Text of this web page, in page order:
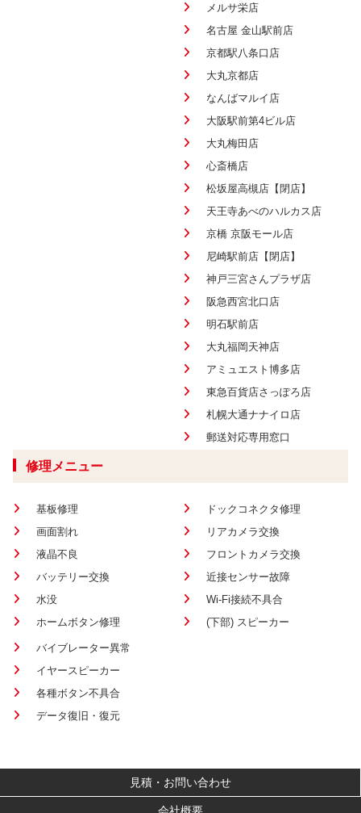
メルサ栄店
名古屋 金山駅前店
京都駅八条口店
大丸京都店
なんばマルイ店
大阪駅前第4ビル店
大丸梅田店
心斎橋店
松坂屋高槻店【閉店】
天王寺あべのハルカス店
京橋 京阪モール店
尼崎駅前店【閉店】
神戸三宮さんプラザ店
阪急西宮北口店
明石駅前店
大丸福岡天神店
アミュエスト博多店
東急百貨店さっぽろ店
札幌大通ナナイロ店
郵送対応専用窓口
修理メニュー
基板修理
画面割れ
液晶不良
バッテリー交換
水没
ホームボタン修理
ドックコネクタ修理
リアカメラ交換
フロントカメラ交換
近接センサー故障
Wi-Fi接続不具合
(下部) スピーカー
バイブレーター異常
イヤースピーカー
各種ボタン不具合
データ復旧・復元
見積・お問い合わせ